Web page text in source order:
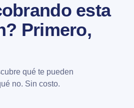
esta
Primero,
qué te pueden
no. Sin costo.